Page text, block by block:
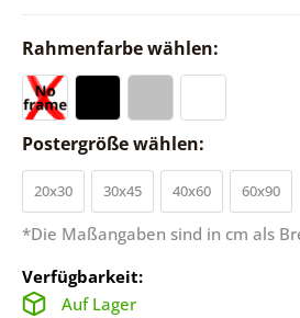
Rahmenfarbe wählen:
Postergröße wählen:
20x30 30x45 40x60 60x90
*Die Maßangaben sind in cm als
Verfügbarkeit:
Auf Lager